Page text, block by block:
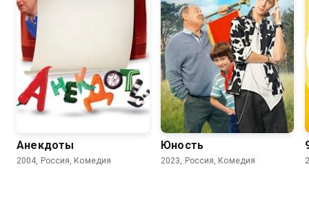
5.5
Анекдоты
2004, Россия, Комедия
7.8
Юность
2023, Россия, Комедия